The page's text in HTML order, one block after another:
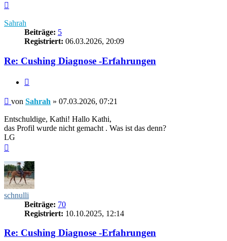
Sahrah
Beiträge: 5
Registriert: 06.03.2026, 20:09
Re: Cushing Diagnose -Erfahrungen
Beitrag
von Sahrah » 07.03.2026, 07:21
Entschuldige, Kathi! Hallo Kathi,
das Profil wurde nicht gemacht . Was ist das denn?
LG
schnulli
Beiträge: 70
Registriert: 10.10.2025, 12:14
Re: Cushing Diagnose -Erfahrungen